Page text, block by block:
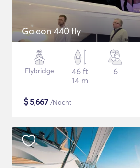
Galeon 440 fly
Flybridge
46 ft
14 m
6
$5,667 /Nacht